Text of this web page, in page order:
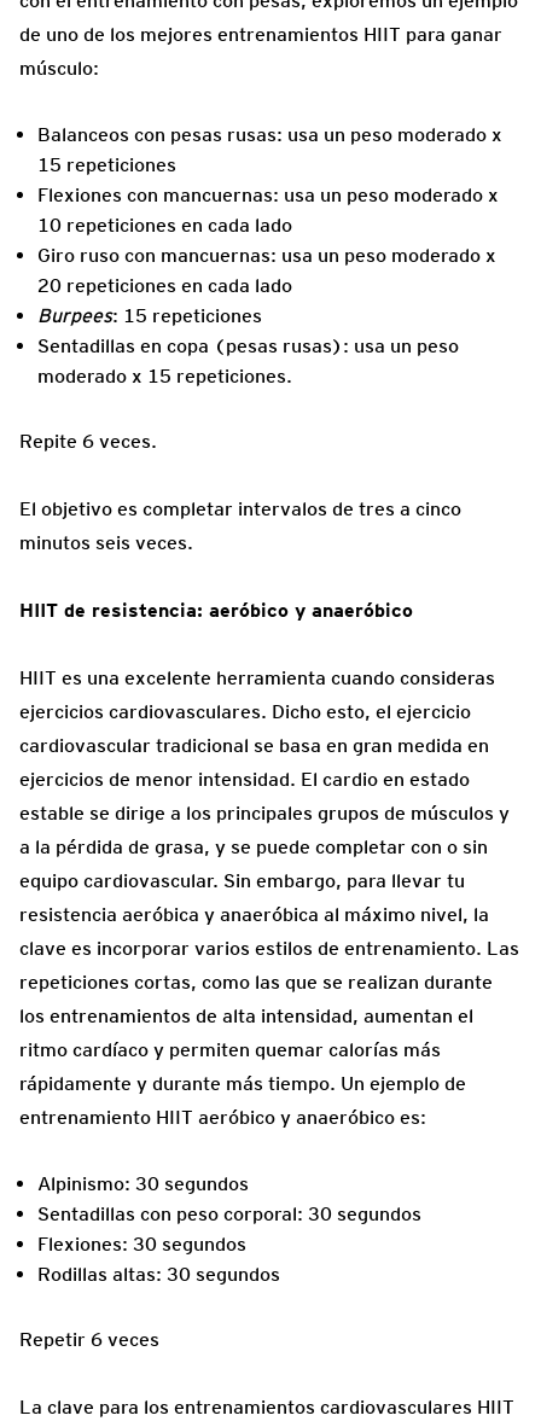
de uno de los mejores entrenamientos HIIT para ganar
músculo:
Balanceos con pesas rusas: usa un peso moderado x
15 repeticiones
Flexiones con mancuernas: usa un peso moderado x
10 repeticiones en cada lado
Giro ruso con mancuernas: usa un peso moderado x
20 repeticiones en cada lado
Burpees: 15 repeticiones
Sentadillas en copa (pesas rusas): usa un peso
moderado x 15 repeticiones.
Repite 6 veces.
El objetivo es completar intervalos de tres a cinco
minutos seis veces.
HIIT de resistencia: aeróbico y anaeróbico
HIIT es una excelente herramienta cuando consideras
ejercicios cardiovasculares. Dicho esto, el ejercicio
cardiovascular tradicional se basa en gran medida en
ejercicios de menor intensidad. El cardio en estado
estable se dirige a los principales grupos de músculos y
a la pérdida de grasa, y se puede completar con o sin
equipo cardiovascular. Sin embargo, para llevar tu
resistencia aeróbica y anaeróbica al máximo nivel, la
clave es incorporar varios estilos de entrenamiento. Las
repeticiones cortas, como las que se realizan durante
los entrenamientos de alta intensidad, aumentan el
ritmo cardíaco y permiten quemar calorías más
rápidamente y durante más tiempo. Un ejemplo de
entrenamiento HIIT aeróbico y anaeróbico es:
Alpinismo: 30 segundos
Sentadillas con peso corporal: 30 segundos
Flexiones: 30 segundos
Rodillas altas: 30 segundos
Repetir 6 veces
La clave para los entrenamientos cardiovasculares HIIT